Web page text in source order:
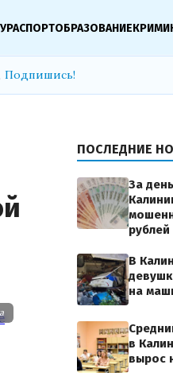
СПОРТОБРАЗОВАНИЕ
Подпишись!
ПОСЛЕДНИЕ
За
рублей
В
на
в
вырос